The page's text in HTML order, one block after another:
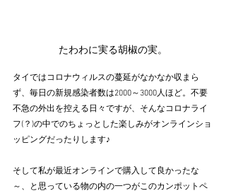
たわわに実る胡椒の実。
タイではコロナウィルスの蔓延がなかなか収まら
ず、毎日の新規感染者数は2000～3000人ほど。不要
不急の外出を控える日々ですが、そんなコロナライ
フ(？)の中でのちょっとした楽しみがオンラインショ
ッピングだったりします♪
そして私が最近オンラインで購入して良かったな
～、と思っている物の内の一つがこのカンポットペ